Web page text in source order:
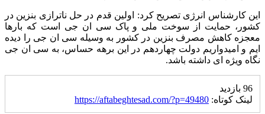
این کارشناس انرژی تصریح کرد: اولین قدم در حل ناترازی بنزین در
کشور، حمایت از سوخت ملی و پاک سی ان جی است که بارها
معجزه کاهش مصرف بنزین در کشور به وسیله سی ان جی را دیده
ایم و امیدواریم دولت چهاردهم در این برهه حساس، به سی ان جی
نگاه ویژه ای داشته باشد.
96 بازدید
لینک کوتاه: https://aftabeghtesad.com/?p=49480